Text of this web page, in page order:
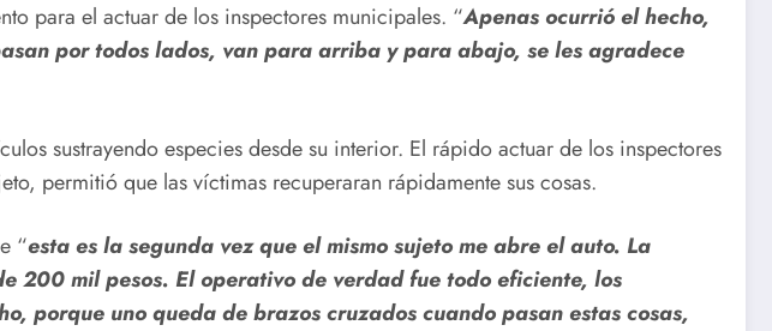
para el actuar de los inspectores municipales. “Apenas ocurrió el hecho,
por todos lados, van para arriba y para abajo, se les agradece
sustrayendo especies desde su interior. El rápido actuar de los inspectores
permitió que las víctimas recuperaran rápidamente sus cosas.
“esta es la segunda vez que el mismo sujeto me abre el auto. La
200 mil pesos. El operativo de verdad fue todo eficiente, los
porque uno queda de brazos cruzados cuando pasan estas cosas,